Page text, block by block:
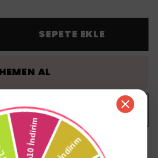
SEPETE EKLE
HEMEN AL
WHATSAPP
kargo